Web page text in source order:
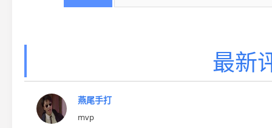
最新
燕尾手打
mvp